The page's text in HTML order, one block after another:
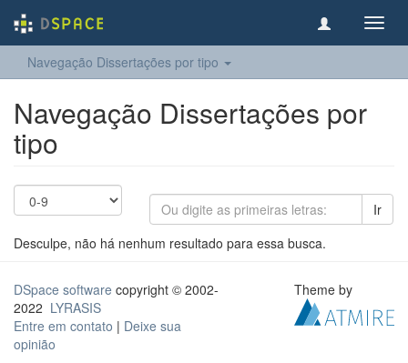
Navegação Dissertações por tipo
Navegação Dissertações por
tipo
Ir
Desculpe, não há nenhum resultado para essa busca.
DSpace software copyright © 2002-
2022 LYRASIS
Entre em contato | Deixe sua
opinião
Theme by